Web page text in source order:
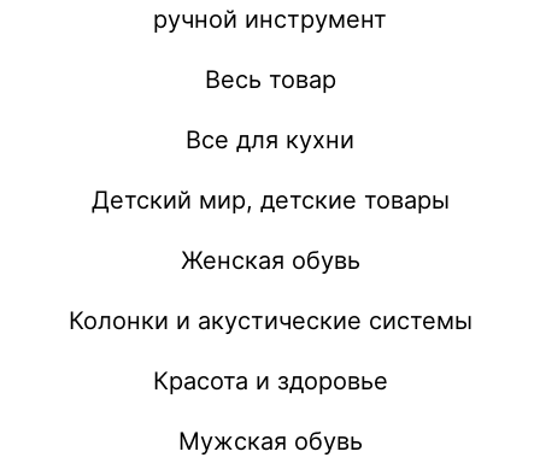
ручной инструмент
Весь товар
Все для кухни
Детский мир, детские товары
Женская обувь
Колонки и акустические системы
Красота и здоровье
Мужская обувь